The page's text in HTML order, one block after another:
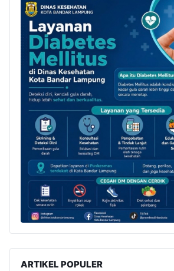
ARTIKEL POPULER